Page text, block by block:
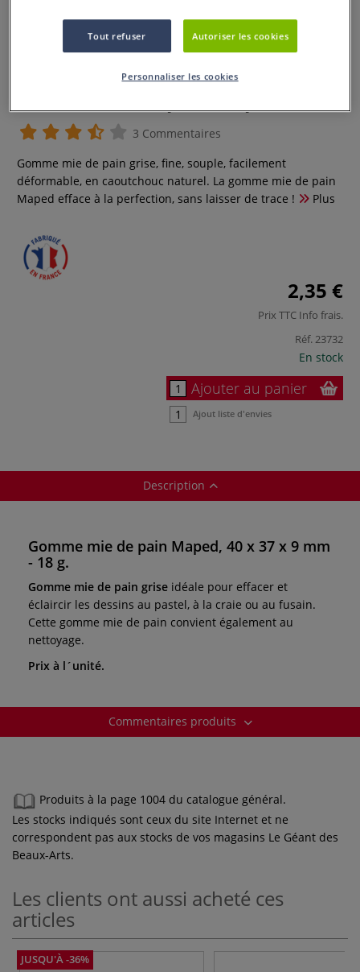
3 Commentaires
Gomme mie de pain grise, fine, souple, facilement
déformable, en caoutchouc naturel. La gomme mie de pain
Maped efface à la perfection, sans laisser de trace !
Plus
2,35 €
Prix TTC Info frais.
Réf.23732
En stock
Ajouter au panier
Ajout liste d'envies
Description
Gomme mie de pain Maped, 40 x 37 x 9 mm
- 18 g.
Gomme mie de pain grise idéale pour effacer et
éclaircir les dessins au pastel, à la craie ou au fusain.
Cette gomme mie de pain convient également au
nettoyage.
Prix à l´unité.
Commentaires produits
Produits à la page 1004 du catalogue général.
Les stocks indiqués sont ceux du site Internet et ne
correspondent pas aux stocks de vos magasins Le Géant des
Beaux-Arts.
Les clients ont aussi acheté ces
articles
JUSQU'À -36%
Tout refuser Autoriser les cookies
Personnaliser les cookies